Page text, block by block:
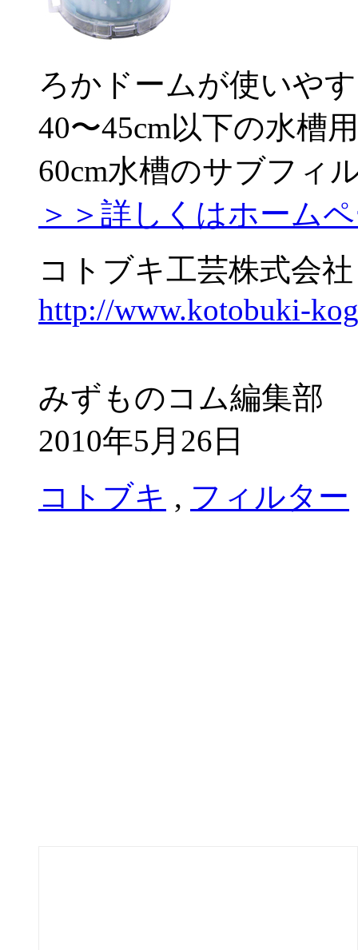
ろかドームが使いや
40〜45cm以下の水槽
60cm水槽のサブフィ
＞＞詳しくはホーム
コトブキ工芸株式会社
http://www.kotobuki-
みずものコム編集部
2010年5月26日
コトブキ , フィルター